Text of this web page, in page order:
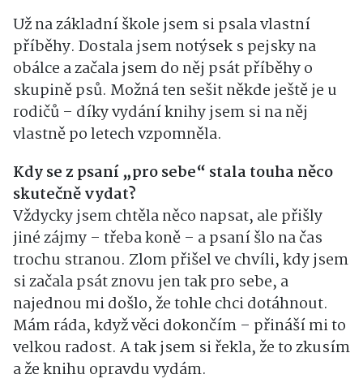
Už na základní škole jsem si psala vlastní
příběhy. Dostala jsem notýsek s pejsky na
obálce a začala jsem do něj psát příběhy o
skupině psů. Možná ten sešit někde ještě je u
rodičů – díky vydání knihy jsem si na něj
vlastně po letech vzpomněla.
Kdy se z psaní „pro sebe“ stala touha něco
skutečně vydat?
Vždycky jsem chtěla něco napsat, ale přišly
jiné zájmy – třeba koně – a psaní šlo na čas
trochu stranou. Zlom přišel ve chvíli, kdy jsem
si začala psát znovu jen tak pro sebe, a
najednou mi došlo, že tohle chci dotáhnout.
Mám ráda, když věci dokončím – přináší mi to
velkou radost. A tak jsem si řekla, že to zkusím
a že knihu opravdu vydám.